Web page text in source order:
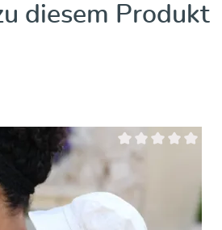
diesem Produkt